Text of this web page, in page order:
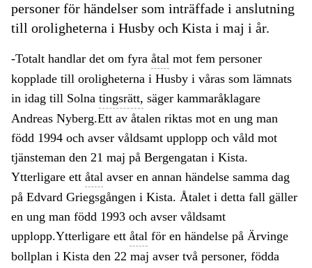
personer för händelser som inträffade i anslutning
till oroligheterna i Husby och Kista i maj i år.
-Totalt handlar det om fyra åtal mot fem personer
kopplade till oroligheterna i Husby i våras som lämnats
in idag till Solna tingsrätt, säger kammaråklagare
Andreas Nyberg.Ett av åtalen riktas mot en ung man
född 1994 och avser våldsamt upplopp och våld mot
tjänsteman den 21 maj på Bergengatan i Kista.
Ytterligare ett åtal avser en annan händelse samma dag
på Edvard Griegsgången i Kista. Åtalet i detta fall gäller
en ung man född 1993 och avser våldsamt
upplopp.Ytterligare ett åtal för en händelse på Ärvinge
bollplan i Kista den 22 maj avser två personer, födda